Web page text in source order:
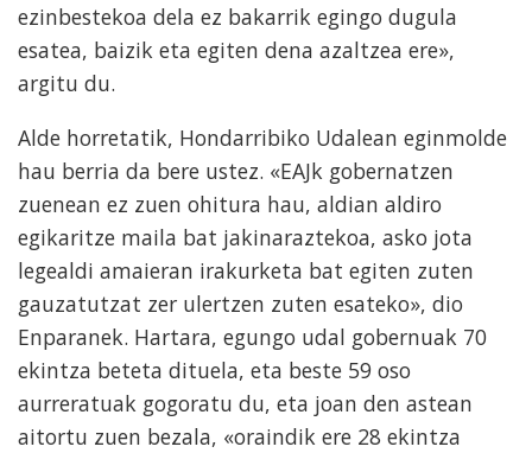
ezinbestekoa dela ez bakarrik egingo dugula
esatea, baizik eta egiten dena azaltzea ere»,
argitu du.
Alde horretatik, Hondarribiko Udalean eginmolde
hau berria da bere ustez. «EAJk gobernatzen
zuenean ez zuen ohitura hau, aldian aldiro
egikaritze maila bat jakinaraztekoa, asko jota
legealdi amaieran irakurketa bat egiten zuten
gauzatutzat zer ulertzen zuten esateko», dio
Enparanek. Hartara, egungo udal gobernuak 70
ekintza beteta dituela, eta beste 59 oso
aurreratuak gogoratu du, eta joan den astean
aitortu zuen bezala, «oraindik ere 28 ekintza